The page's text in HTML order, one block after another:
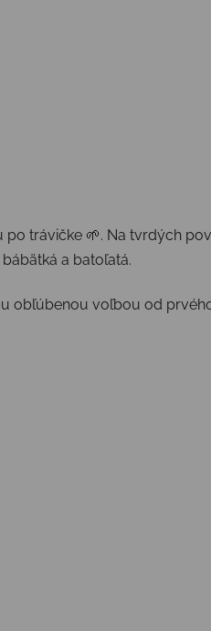
po trávičke 🌱. Na tvrdých
a batoľatá.
obľúbenou voľbou od